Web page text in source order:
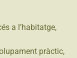
a l’habitatge,
pràctic,